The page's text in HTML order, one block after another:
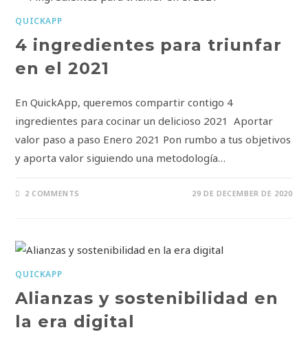
QUICKAPP
4 ingredientes para triunfar
en el 2021
En QuickApp, queremos compartir contigo 4
ingredientes para cocinar un delicioso 2021 Aportar
valor paso a paso Enero 2021 Pon rumbo a tus objetivos
y aporta valor siguiendo una metodología…
2 COMMENTS 29 DE DECEMBER DE 2020
QUICKAPP
Alianzas y sostenibilidad en
la era digital